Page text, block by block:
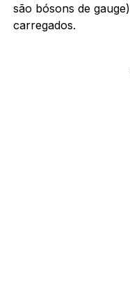
são bósons de
carregados.